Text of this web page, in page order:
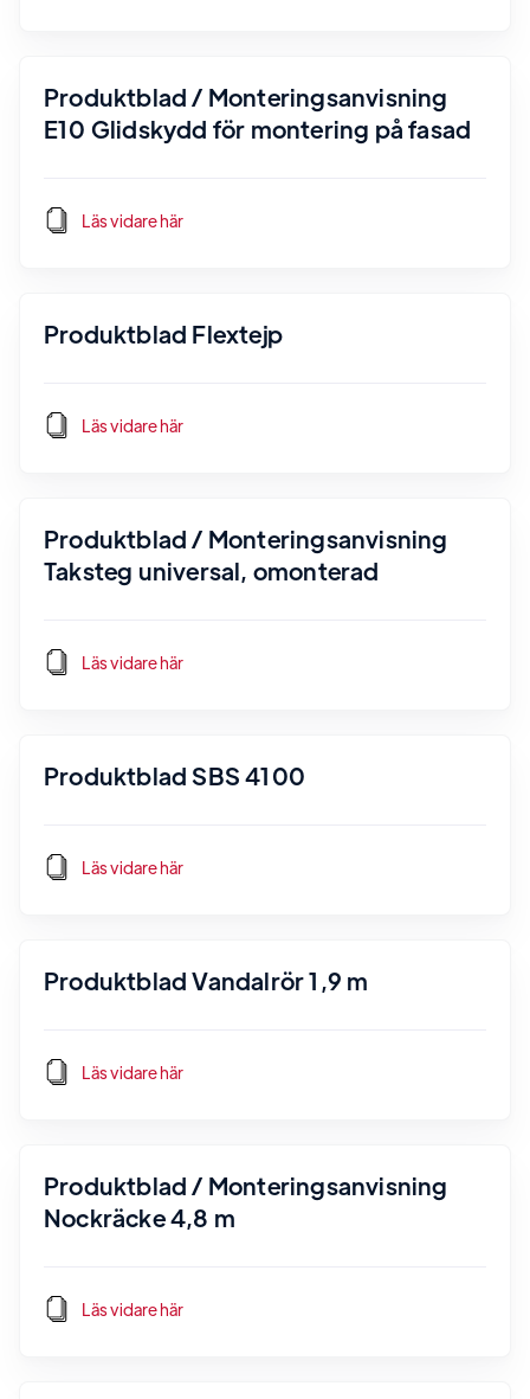
Produktblad / Monteringsanvisning
E10 Glidskydd för montering på fasad
Läs vidare här
Produktblad Flextejp
Läs vidare här
Produktblad / Monteringsanvisning
Taksteg universal, omonterad
Läs vidare här
Produktblad SBS 4100
Läs vidare här
Produktblad Vandalrör 1,9 m
Läs vidare här
Produktblad / Monteringsanvisning
Nockräcke 4,8 m
Läs vidare här